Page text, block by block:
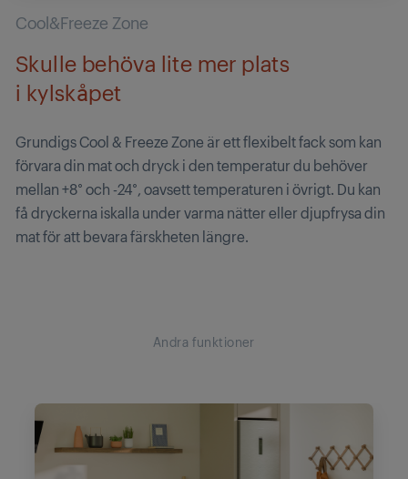
Cool&Freeze Zone
Skulle behöva lite mer plats
i kylskåpet
Grundigs Cool & Freeze Zone är ett flexibelt fack som kan
förvara din mat och dryck i den temperatur du behöver
mellan +8° och -24°, oavsett temperaturen i övrigt. Du kan
få dryckerna iskalla under varma nätter eller djupfrysa din
mat för att bevara färskheten längre.
Andra funktioner